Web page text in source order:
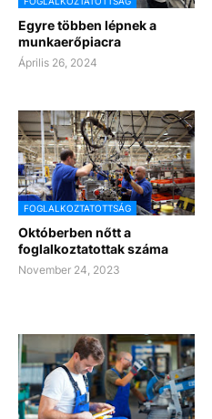
Egyre többen lépnek a
munkaerőpiacra
Április 26, 2024
FOGLALKOZTATOTTSÁG
Októberben nőtt a
foglalkoztatottak száma
November 24, 2023